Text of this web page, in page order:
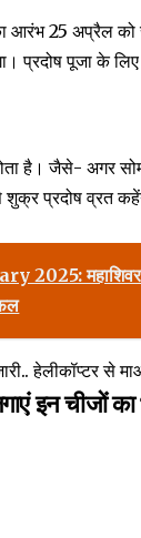
आरंभ 25 अप्रैल को
प्रदोष पूजा के
है। जैसे- अगर
शुक्र प्रदोष व्रत
हेलीकॉप्टर से
इन चीजों का